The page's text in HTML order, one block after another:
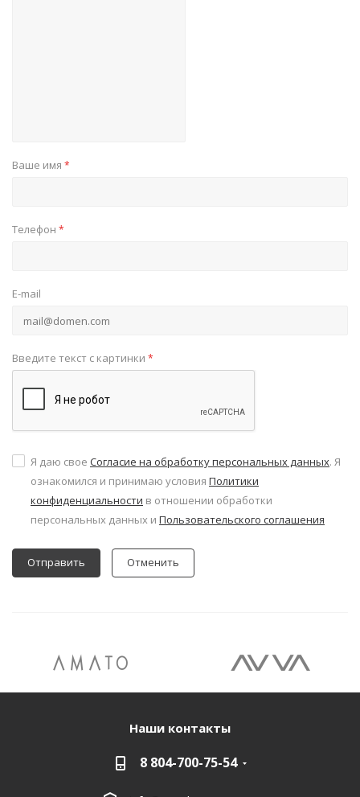
Ваше имя *
Телефон *
E-mail
Введите текст с картинки *
Я даю свое Согласие на обработку персональных данных. Я
ознакомился и принимаю условия Политики
конфиденциальности в отношении обработки
персональных данных и Пользовательского соглашения
Отменить
Наши контакты
8 804-700-75-54